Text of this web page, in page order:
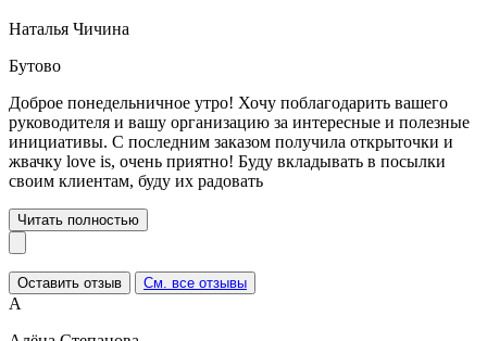
Наталья Чичина
Бутово
Доброе понедельничное утро! Хочу поблагодарить вашего
руководителя и вашу организацию за интересные и полезные
инициативы. С последним заказом получила открыточки и
жвачку love is, очень приятно! Буду вкладывать в посылки
своим клиентам, буду их радовать
Читать полностью
Оставить отзыв См. все отзывы
А